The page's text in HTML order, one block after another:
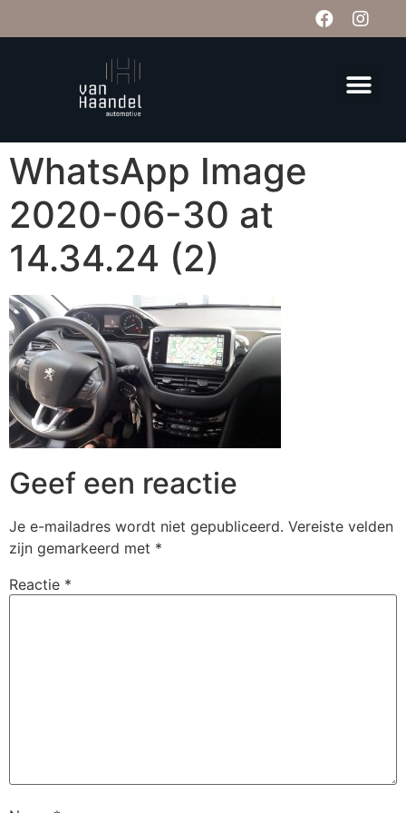
WhatsApp Image
2020-06-30 at
14.34.24 (2)
Geef een reactie
Je e-mailadres wordt niet gepubliceerd. Vereiste velden
zijn gemarkeerd met *
Reactie *